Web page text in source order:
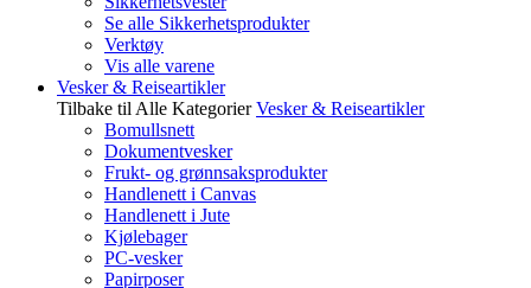
Se alle Sikkerhetsprodukter
Verktøy
Vis alle varene
Vesker & Reiseartikler
Tilbake til Alle Kategorier Vesker & Reiseartikler
Bomullsnett
Dokumentvesker
Frukt- og grønnsaksprodukter
Handlenett i Canvas
Handlenett i Jute
Kjølebager
PC-vesker
Papirposer